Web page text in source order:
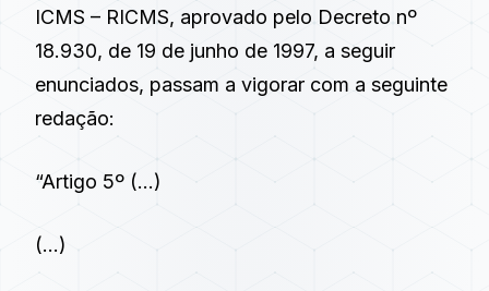
ICMS – RICMS, aprovado pelo Decreto nº
18.930, de 19 de junho de 1997, a seguir
enunciados, passam a vigorar com a seguinte
redação:
“Artigo 5º (…)
(…)